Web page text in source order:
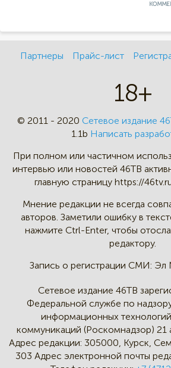
Партнеры Прайс-лист
18+
© 2011 - 2020 Сетевое издание
1.1b Написать
При полном или частичном
интервью или новостей 46TB
главную страницу https://
Мнение редакции не всегда
авторов. Заметили ошибку в
нажмите Ctrl-Enter, чтобы
редактору.
Запись о регистрации СМИ: Эл
Сетевое издание 46ТВ
Федеральной службе по
информационных
коммуникаций (Роскомнадзор) 21
Адрес редакции: 305000, Курск,
303 Адрес электронной почты